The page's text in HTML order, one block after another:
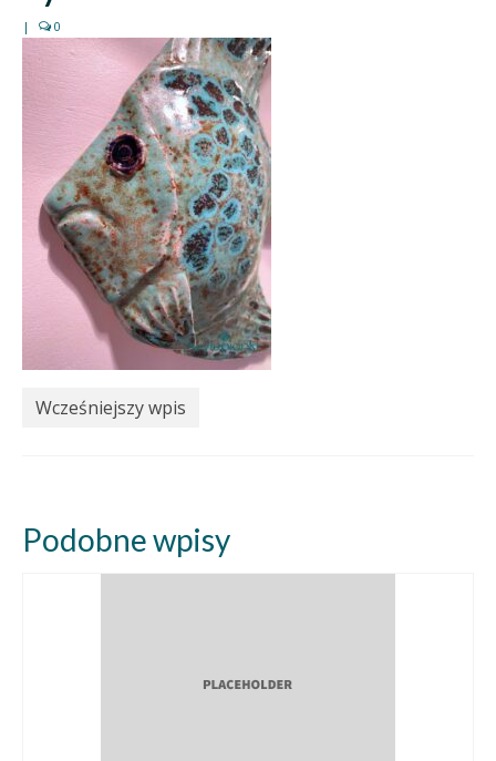
| 0
Wcześniejszy wpis
Podobne wpisy